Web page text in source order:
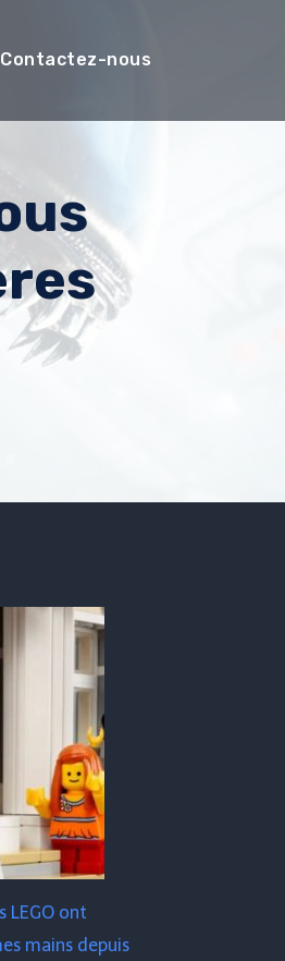
Contactez-nous
LEGO ont
mains depuis